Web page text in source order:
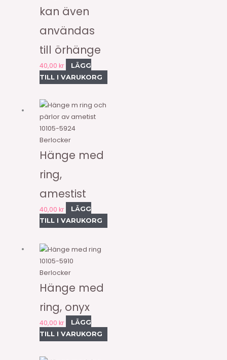
kan även
användas
till örhänge
40,00kr
LÄGG
TILL I VARUKORG
10105-5924
Berlocker
Hänge med
ring,
amestist
40,00kr
LÄGG
TILL I VARUKORG
10105-5910
Berlocker
Hänge med
ring, onyx
40,00kr
LÄGG
TILL I VARUKORG